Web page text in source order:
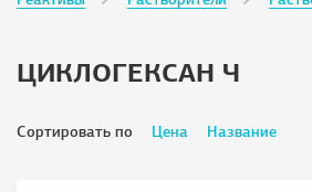
ЦИКЛОГЕКСАН Ч
Сортировать по Цена Название